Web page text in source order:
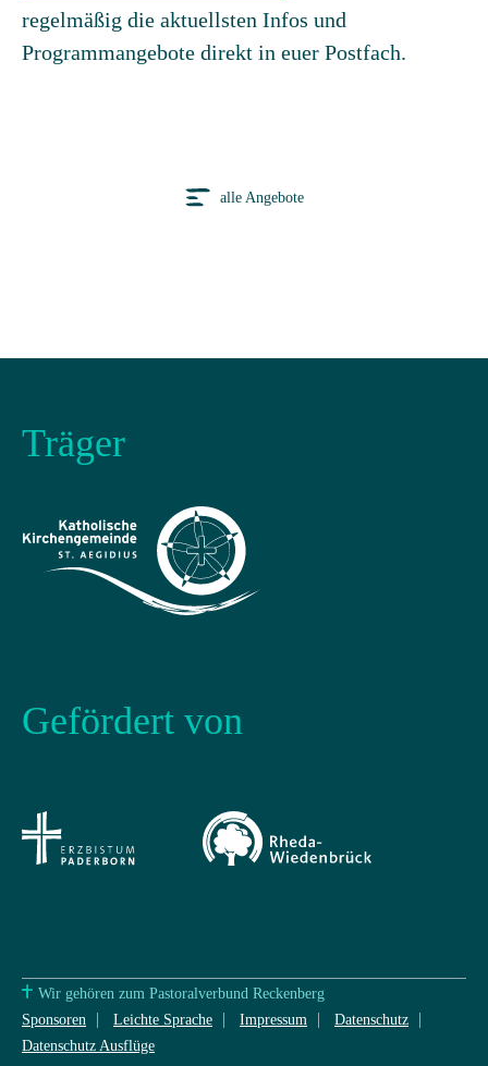
regelmäßig die aktuellsten Infos und
Programmangebote direkt in euer Postfach.
alle Angebote
Träger
Gefördert von
Wir gehören zum Pastoralverbund Reckenberg
Sponsoren
Leichte Sprache Impressum
Datenschutz
Datenschutz Ausflüge